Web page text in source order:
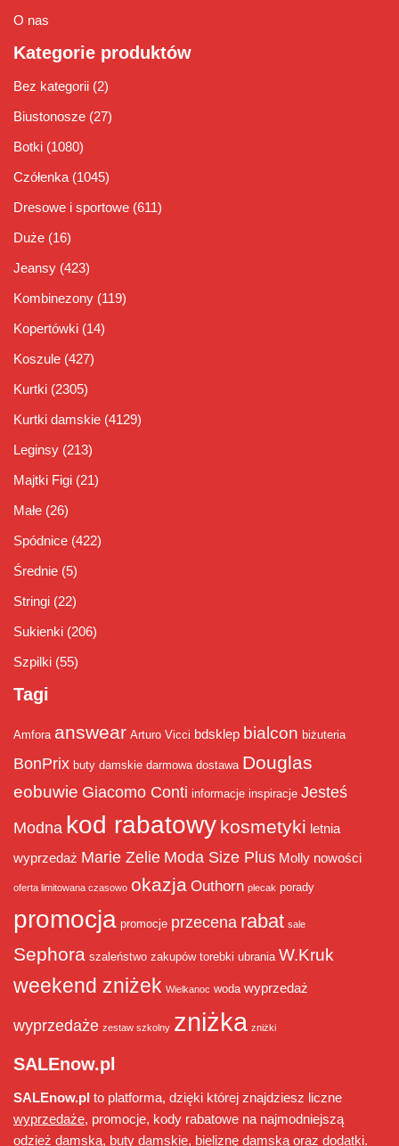
O nas
Kategorie produktów
Bez kategorii (2)
Biustonosze (27)
Botki (1080)
Czółenka (1045)
Dresowe i sportowe (611)
Duże (16)
Jeansy (423)
Kombinezony (119)
Kopertówki (14)
Koszule (427)
Kurtki (2305)
Kurtki damskie (4129)
Leginsy (213)
Majtki Figi (21)
Małe (26)
Spódnice (422)
Średnie (5)
Stringi (22)
Sukienki (206)
Szpilki (55)
Tagi
Amfora answear Arturo Vicci bdsklep bialcon biżuteria
BonPrix buty damskie darmowa dostawa Douglas
eobuwie Giacomo Conti informacje inspiracje Jesteś
Modna kod rabatowy kosmetyki letnia
wyprzedaż Marie Zelie Moda Size Plus Molly nowości
oferta limitowana czasowo okazja Outhorn plecak porady
promocja promocje przecena rabat sale
Sephora szaleństwo zakupów torebki ubrania W.Kruk
weekend zniżek Wielkanoc woda wyprzedaż
wyprzedaże zestaw szkolny zniżka zniżki
SALEnow.pl
SALEnow.pl to platforma, dzięki której znajdziesz liczne
wyprzedaże, promocje, kody rabatowe na najmodniejszą
odzież damską, buty damskie, bieliznę damską oraz dodatki.